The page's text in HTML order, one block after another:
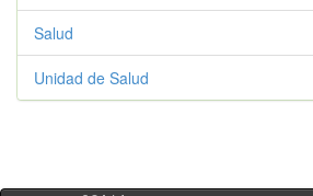
Salud
Unidad de Salud